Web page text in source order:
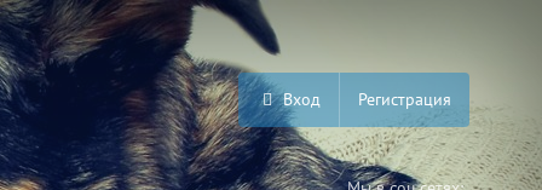
Вход Регистрация